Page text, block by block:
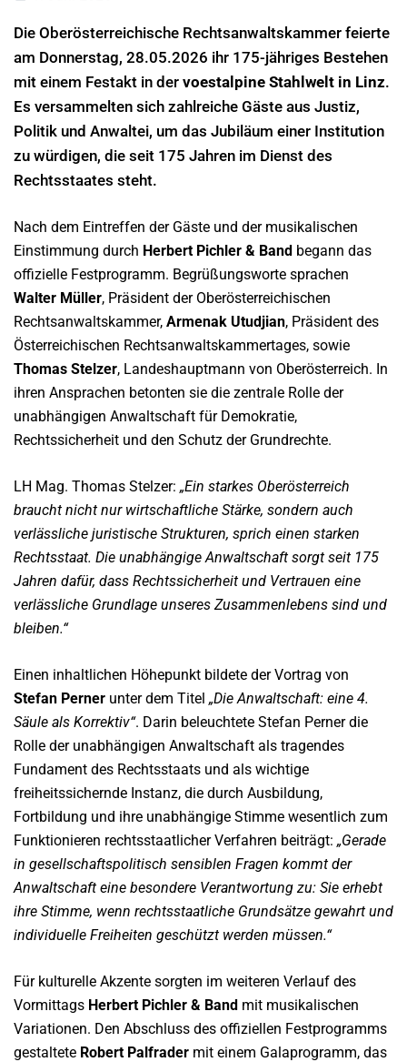
Die Oberösterreichische Rechtsanwaltskammer feierte
am Donnerstag, 28.05.2026 ihr 175-jähriges Bestehen
mit einem Festakt in der voestalpine Stahlwelt in Linz.
Es versammelten sich zahlreiche Gäste aus Justiz,
Politik und Anwaltei, um das Jubiläum einer Institution
zu würdigen, die seit 175 Jahren im Dienst des
Rechtsstaates steht.
Nach dem Eintreffen der Gäste und der musikalischen
Einstimmung durch Herbert Pichler & Band begann das
offizielle Festprogramm. Begrüßungsworte sprachen
Walter Müller, Präsident der Oberösterreichischen
Rechtsanwaltskammer, Armenak Utudjian, Präsident des
Österreichischen Rechtsanwaltskammertages, sowie
Thomas Stelzer, Landeshauptmann von Oberösterreich. In
ihren Ansprachen betonten sie die zentrale Rolle der
unabhängigen Anwaltschaft für Demokratie,
Rechtssicherheit und den Schutz der Grundrechte.
LH Mag. Thomas Stelzer: „Ein starkes Oberösterreich
braucht nicht nur wirtschaftliche Stärke, sondern auch
verlässliche juristische Strukturen, sprich einen starken
Rechtsstaat. Die unabhängige Anwaltschaft sorgt seit 175
Jahren dafür, dass Rechtssicherheit und Vertrauen eine
verlässliche Grundlage unseres Zusammenlebens sind und
bleiben.“
Einen inhaltlichen Höhepunkt bildete der Vortrag von
Stefan Perner unter dem Titel „Die Anwaltschaft: eine 4.
Säule als Korrektiv“. Darin beleuchtete Stefan Perner die
Rolle der unabhängigen Anwaltschaft als tragendes
Fundament des Rechtsstaats und als wichtige
freiheitssichernde Instanz, die durch Ausbildung,
Fortbildung und ihre unabhängige Stimme wesentlich zum
Funktionieren rechtsstaatlicher Verfahren beiträgt: „Gerade
in gesellschaftspolitisch sensiblen Fragen kommt der
Anwaltschaft eine besondere Verantwortung zu: Sie erhebt
ihre Stimme, wenn rechtsstaatliche Grundsätze gewahrt und
individuelle Freiheiten geschützt werden müssen.“
Für kulturelle Akzente sorgten im weiteren Verlauf des
Vormittags Herbert Pichler & Band mit musikalischen
Variationen. Den Abschluss des offiziellen Festprogramms
gestaltete Robert Palfrader mit einem Galaprogramm, das